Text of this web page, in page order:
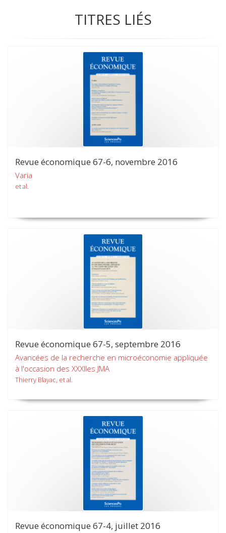
TITRES LIÉS
Revue économique 67-6, novembre 2016
Varia
et al.
Revue économique 67-5, septembre 2016
Avancées de la recherche en microéconomie appliquée
à l'occasion des XXXIIes JMA
Thierry Blayac, et al.
Revue économique 67-4, juillet 2016